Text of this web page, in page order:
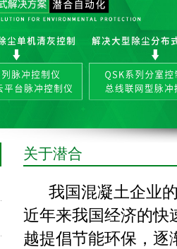
关于潜合
我国混凝土企业的
近年来我国经济的快
越提倡节能环保，逐